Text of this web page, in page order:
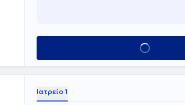
Κλείσε ραντεβού
Ιατρείο 1